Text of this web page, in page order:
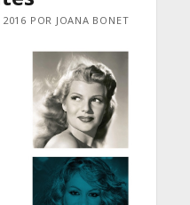
POR JOANA BONET